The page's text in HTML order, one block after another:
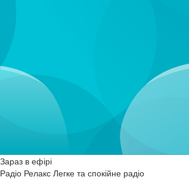
Зараз в ефірі
Радіо Релакс Легке та спокійне радіо